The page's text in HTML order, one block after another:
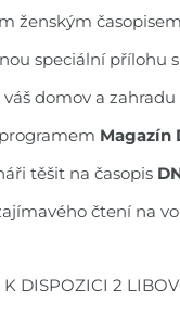
ženským časopisem
speciální přílohu
domov a zahradu
Magazín
těšit na časopis
čtení na
DISPOZICI 2